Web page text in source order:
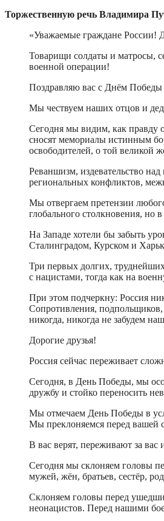
Торжественную речь Владимира
«Уважаемые граждане России!
Товарищи солдаты и матросы,
военной операции!
Поздравляю вас с Днём
Мы чествуем наших отцов и
Сегодня мы видим, как правду
сносят мемориалы истинным
освободителей, о той великой
Реваншизм, издевательство
региональных конфликтов,
Мы отвергаем претензии
глобального столкновения, но
На Западе хотели бы забыть
Сталинградом, Курском и
Три первых долгих,
с нацистами, тогда как на
При этом подчеркну: Россия
Сопротивления, подпольщиков,
никогда, никогда не забудем
Дорогие друзья!
Россия сейчас переживает
Сегодня, в День Победы, мы
дружбу и стойко переносить
Мы отмечаем День Победы в
Мы преклоняемся перед вашей
В вас верят, переживают за
Сегодня мы склоняем головы
мужей, жён, братьев, сестёр,
Склоняем головы перед
неонацистов. Перед нашими